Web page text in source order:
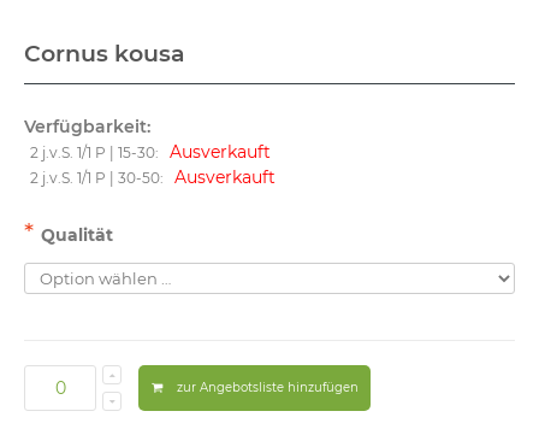
Cornus kousa
Verfügbarkeit:
2 j.v.S. 1/1 P | 15-30: Ausverkauft
2 j.v.S. 1/1 P | 30-50: Ausverkauft
* Qualität
zur Angebotsliste hinzufügen